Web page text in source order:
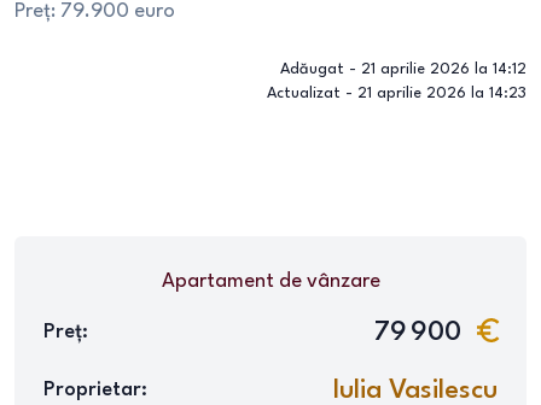
Preț: 79.900 euro
Adăugat - 21 aprilie 2026 la 14:12
Actualizat - 21 aprilie 2026 la 14:23
Apartamentde vânzare
Preț: 79 900
Proprietar: Iulia Vasilescu